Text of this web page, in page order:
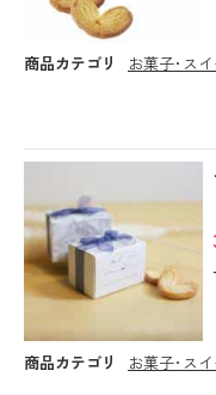
商品カテゴリ お菓子･ス
商品カテゴリ お菓子･ス